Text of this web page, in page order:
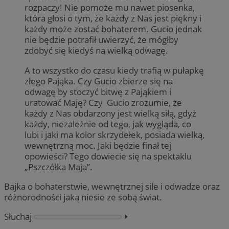
rozpaczy! Nie pomoże mu nawet piosenka,
która głosi o tym, że każdy z Nas jest piękny i
każdy może zostać bohaterem. Gucio jednak
nie będzie potrafił uwierzyć, że mógłby
zdobyć się kiedyś na wielką odwagę.
A to wszystko do czasu kiedy trafią w pułapkę
złego Pająka. Czy Gucio zbierze się na
odwagę by stoczyć bitwę z Pająkiem i
uratować Maję? Czy Gucio zrozumie, że
każdy z Nas obdarzony jest wielką siłą, gdyż
każdy, niezależnie od tego, jak wygląda, co
lubi i jaki ma kolor skrzydełek, posiada wielką,
wewnętrzną moc. Jaki będzie finał tej
opowieści? Tego dowiecie się na spektaklu
„Pszczółka Maja”.
Bajka o bohaterstwie, wewnętrznej sile i odwadze oraz
różnorodności jaką niesie ze sobą świat.
Słuchaj
⏵︎